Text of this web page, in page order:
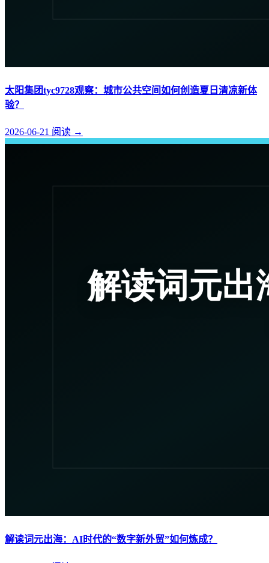
太阳集团tyc9728观察：城市公共空间如何创造夏日清凉新体
验？
2026-06-21 阅读 →
解读词元出海：AI时代的“数字新外贸”如何炼成？